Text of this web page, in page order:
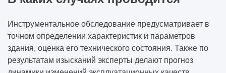
Инструментальное обследование предусматривает в
точном определении характеристик и параметров
здания, оценка его технического состояния. Также по
результатам изысканий эксперты делают прогноз